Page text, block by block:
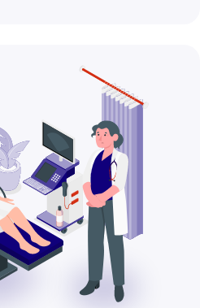
оценки